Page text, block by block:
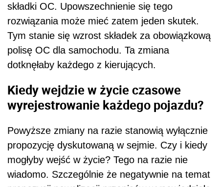
składki OC. Upowszechnienie się tego
rozwiązania może mieć zatem jeden skutek.
Tym stanie się wzrost składek za obowiązkową
polisę OC dla samochodu. Ta zmiana
dotknęłaby każdego z kierujących.
Kiedy wejdzie w życie czasowe
wyrejestrowanie każdego pojazdu?
Powyższe zmiany na razie stanowią wyłącznie
propozycję dyskutowaną w sejmie. Czy i kiedy
mogłyby wejść w życie? Tego na razie nie
wiadomo. Szczególnie że negatywnie na temat